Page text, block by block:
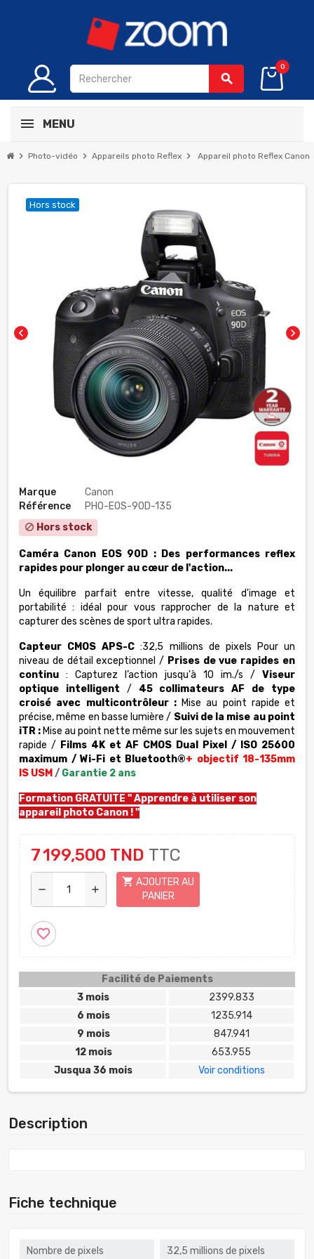
search
0
MENU
chevron_right Photo-vidéo chevron_right Appareils photo Reflex chevron_right Appareil photo Reflex Canon
chevron_left chevron_right
Hors stock
Marque
Canon
Référence
PHO-EOS-90D-135
block Hors stock
Caméra Canon EOS 90D : Des performances reflex
rapides pour plonger au cœur de l'action...
Un équilibre parfait entre vitesse, qualité d'image et
portabilité : idéal pour vous rapprocher de la nature et
capturer des scènes de sport ultra rapides.
Capteur CMOS APS-C :32,5 millions de pixels Pour un
niveau de détail exceptionnel / Prises de vue rapides en
continu : Capturez l’action jusqu'à 10 im./s / Viseur
optique intelligent / 45 collimateurs AF de type
croisé avec multicontrôleur : Mise au point rapide et
précise, même en basse lumière / Suivi de la mise au point
iTR : Mise au point nette même sur les sujets en mouvement
rapide / Films 4K et AF CMOS Dual Pixel / ISO 25600
maximum / Wi-Fi et Bluetooth®+ objectif 18-135mm
IS USM / Garantie 2 ans
Formation GRATUITE "Apprendre à utiliser son
appareil photo Canon ! "
7 199,500 TND TTC
remove add
shopping_cart AJOUTER AU
PANIER
favorite_border
Facilité de Paiements
3 mois
2399.833
6 mois
1235.914
9 mois
847.941
12 mois
653.955
Jusqua 36 mois
Voir conditions
Description
Fiche technique
Nombre de pixels 32,5 millions de pixels